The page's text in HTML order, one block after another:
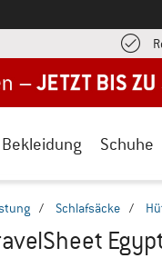
Bekleidung Schuhe
/ Schlafsäcke /